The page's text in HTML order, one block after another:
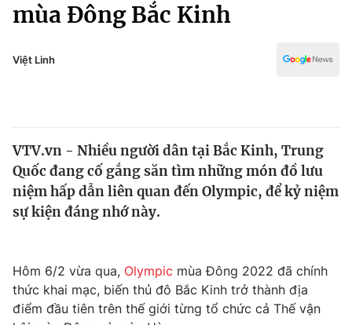
Xã hội
Pháp luật
Thế giới
Tin tức
Thế giới đó đây
Kinh tế
Thị trường
Góc doanh nghiệp
Truyền hình
Văn hóa - Giải trí
mùa Đông Bắc Kinh
Việt Linh
VTV.vn - Nhiều người dân tại Bắc Kinh, Trung
Quốc đang cố gắng săn tìm những món đồ lưu
niệm hấp dẫn liên quan đến Olympic, để kỷ niệm
sự kiện đáng nhớ này.
Hôm 6/2 vừa qua, Olympic mùa Đông 2022 đã chính
thức khai mạc, biến thủ đô Bắc Kinh trở thành địa
điểm đầu tiên trên thế giới từng tổ chức cả Thế vận